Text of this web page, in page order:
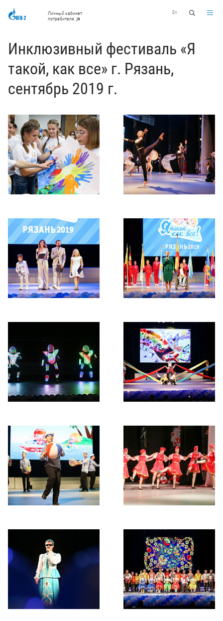
Личный кабинет
потребителя
En
Инклюзивный фестиваль «Я
такой, как все» г. Рязань,
сентябрь 2019 г.